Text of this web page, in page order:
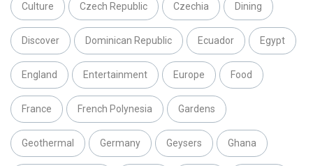
Culture Czech Republic Czechia Dining
Discover Dominican Republic Ecuador Egypt
England Entertainment Europe Food
France French Polynesia Gardens
Geothermal Germany Geysers Ghana